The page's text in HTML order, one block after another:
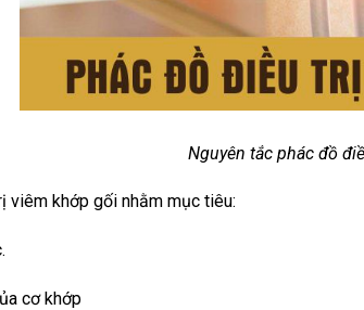
Nguyên tắc phác đồ
viêm khớp gối nhằm mục tiêu:
cơ khớp